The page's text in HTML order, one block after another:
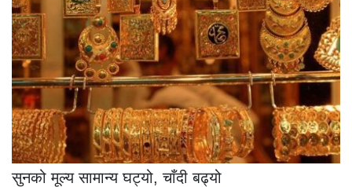
सुनको मूल्य सामान्य घट्यो, चाँदी बढ्यो